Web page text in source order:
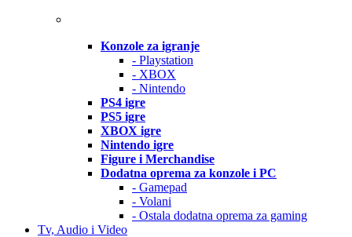
Konzole za igranje
- Playstation
- XBOX
- Nintendo
PS4 igre
PS5 igre
XBOX igre
Nintendo igre
Figure i Merchandise
Dodatna oprema za konzole i PC
- Gamepad
- Volani
- Ostala dodatna oprema za gaming
Tv, Audio i Video